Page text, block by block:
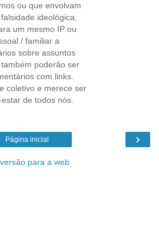
ou que envolvam
ideológica,
um mesmo IP ou
/ familiar a
sobre assuntos
poderão ser
com links.
coletivo e merece ser
de todos nós.
›
Página inicial
para a web